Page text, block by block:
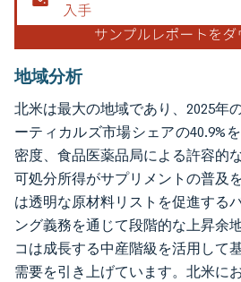
地域分析
北米は最大の地域であり、2025年
ーティカルズ市場シェアの40.9%
密度、食品医薬品局による許容的
可処分所得がサプリメントの普及
は透明な原材料リストを促進する
ング義務を通じて段階的な上昇余
コは成長する中産階級を活用して
需要を引き上げています。北米に